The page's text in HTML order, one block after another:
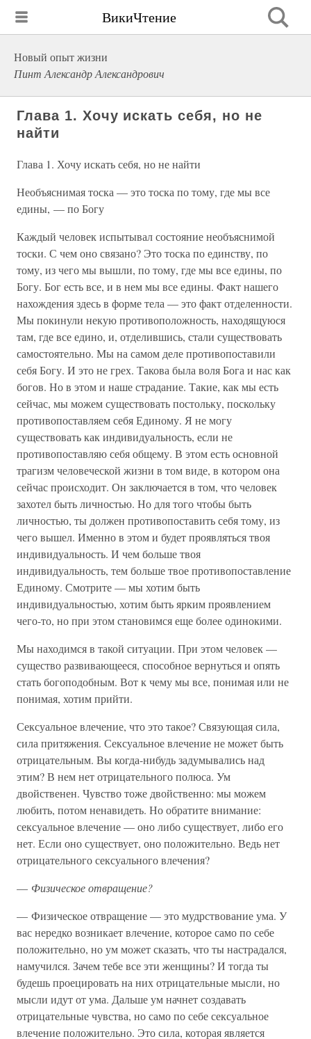
ВикиЧтение
Новый опыт жизни
Пинт Александр Александрович
Глава 1. Хочу искать себя, но не
найти
Глава 1. Хочу искать себя, но не найти
Необъяснимая тоска — это тоска по тому, где мы все
едины, — по Богу
Каждый человек испытывал состояние необъяснимой
тоски. С чем оно связано? Это тоска по единству, по
тому, из чего мы вышли, по тому, где мы все едины, по
Богу. Бог есть все, и в нем мы все едины. Факт нашего
нахождения здесь в форме тела — это факт отделенности.
Мы покинули некую противоположность, находящуюся
там, где все едино, и, отделившись, стали существовать
самостоятельно. Мы на самом деле противопоставили
себя Богу. И это не грех. Такова была воля Бога и нас как
богов. Но в этом и наше страдание. Такие, как мы есть
сейчас, мы можем существовать постольку, поскольку
противопоставляем себя Единому. Я не могу
существовать как индивидуальность, если не
противопоставляю себя общему. В этом есть основной
трагизм человеческой жизни в том виде, в котором она
сейчас происходит. Он заключается в том, что человек
захотел быть личностью. Но для того чтобы быть
личностью, ты должен противопоставить себя тому, из
чего вышел. Именно в этом и будет проявляться твоя
индивидуальность. И чем больше твоя
индивидуальность, тем больше твое противопоставление
Единому. Смотрите — мы хотим быть
индивидуальностью, хотим быть ярким проявлением
чего-то, но при этом становимся еще более одинокими.
Мы находимся в такой ситуации. При этом человек —
существо развивающееся, способное вернуться и опять
стать богоподобным. Вот к чему мы все, понимая или не
понимая, хотим прийти.
Сексуальное влечение, что это такое? Связующая сила,
сила притяжения. Сексуальное влечение не может быть
отрицательным. Вы когда-нибудь задумывались над
этим? В нем нет отрицательного полюса. Ум
двойственен. Чувство тоже двойственно: мы можем
любить, потом ненавидеть. Но обратите внимание:
сексуальное влечение — оно либо существует, либо его
нет. Если оно существует, оно положительно. Ведь нет
отрицательного сексуального влечения?
— Физическое отвращение?
— Физическое отвращение — это мудрствование ума. У
вас нередко возникает влечение, которое само по себе
положительно, но ум может сказать, что ты настрадался,
намучился. Зачем тебе все эти женщины? И тогда ты
будешь проецировать на них отрицательные мысли, но
мысли идут от ума. Дальше ум начнет создавать
отрицательные чувства, но само по себе сексуальное
влечение положительно. Это сила, которая является